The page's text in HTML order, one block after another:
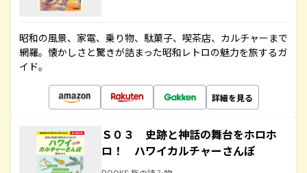
昭和の風景、家電、乗り物、駄菓子、喫茶店、カルチャーまで
網羅。懐かしさと驚きが詰まった昭和レトロの魅力を旅するガ
イド。
詳細を見る
Ｓ０３ 史跡と神話の舞台をホロホ
ロ！ ハワイカルチャーさんぽ